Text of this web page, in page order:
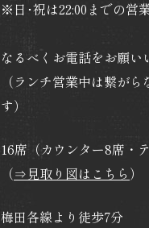
※日･祝は22:00までの営
なるべくお電話をお願い
（ランチ営業中は繋が
す）
16席（カウンター8席・
（⇒見取り図はこちら ）
梅田各線より徒歩7分